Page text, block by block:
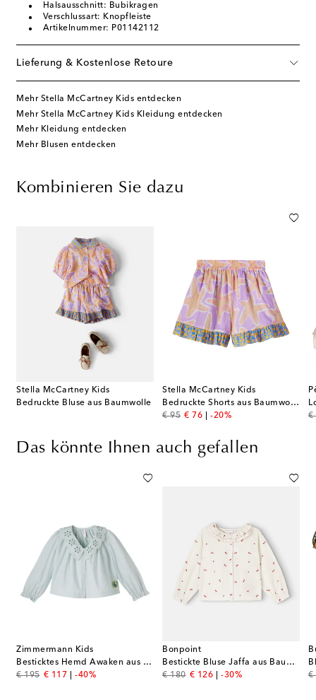
Halsausschnitt: Bubikragen
Verschlussart: Knopfleiste
Artikelnummer: P01142112
Lieferung & Kostenlose Retoure
Mehr Stella McCartney Kids entdecken
Mehr Stella McCartney Kids Kleidung entdecken
Mehr Kleidung entdecken
Mehr Blusen entdecken
Kombinieren Sie dazu
Stella McCartney Kids
Bedruckte Bluse aus Baumwolle
Stella McCartney Kids
Bedruckte Shorts aus Baumwolle
€ 95
original price
€ 76
discount price
-20%
€
Das könnte Ihnen auch gefallen
Zimmermann Kids
Besticktes Hemd Awaken aus Baumwolle
€ 195
original price
€ 117
discount price
-40%
Bonpoint
Bestickte Bluse Jaffa aus Baumwolle
€ 180
original price
€ 126
discount price
-30% €